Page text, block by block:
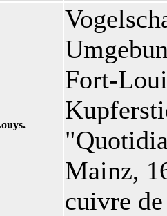
Fort-
Mainz,
cuivre